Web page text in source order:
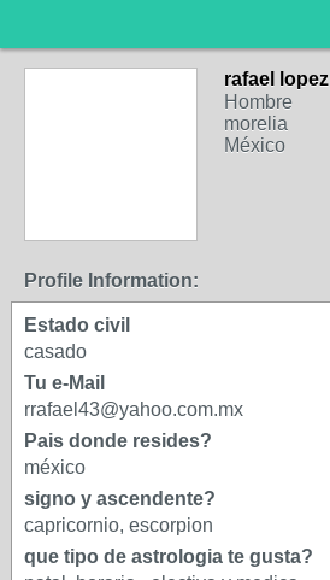
rafael lopez
Hombre
morelia
México
Profile Information:
Estado civil
casado
Tu e-Mail
rrafael43@yahoo.com.mx
Pais donde resides?
méxico
signo y ascendente?
capricornio, escorpion
que tipo de astrologia te gusta?